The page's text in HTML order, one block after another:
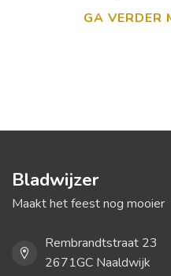
GA VERDER
Bladwijzer
Maakt het feest nog mooier
Rembrandtstraat 23
2671GC Naaldwijk